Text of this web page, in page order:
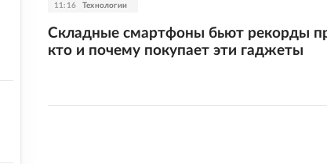
11:16 Технологии
Складные смартфоны бьют рекорды
кто и почему покупает эти гаджеты